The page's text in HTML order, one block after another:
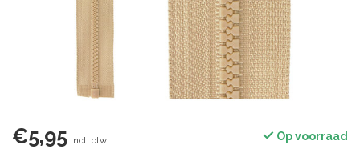
€5,95 Incl. btw Op voorraad